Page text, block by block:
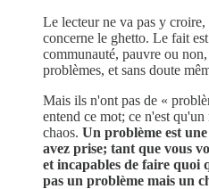
Le lecteur ne va pas y
concerne le ghetto. Le fait
communauté, pauvre ou
problèmes, et sans doute
Mais ils n'ont pas de «
entend ce mot; ce n'est qu'un
chaos. Un problème est
avez prise; tant que vous
et incapables de faire quoi
pas un problème mais un